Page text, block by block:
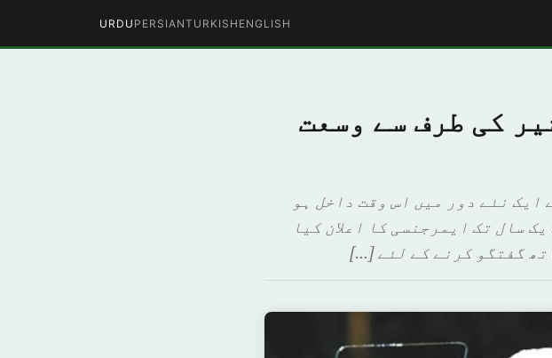
ENGLISH
TURKISH
PERSIAN
URDU
کی طرف سے وسعت
نئے دور میں اس وقت داخل ہو
سال تک ایمرجنسی کا اعلان کیا
گفتگو کرنے کے لئے […]